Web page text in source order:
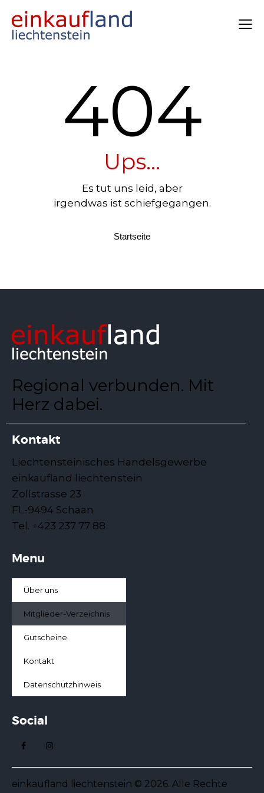
404
Ups...
Es tut uns leid, aber
irgendwas ist schiefgegangen.
Startseite
Regional verbunden. Mit
Herz dabei.
Kontakt
Liechtensteinisches Handelsgewerbe
einkaufland liechtenstein
Zollstrasse 23
FL-9494 Schaan
Tel. +423 237 77 88
Menu
Über uns
Mitglieder-Verzeichnis
Gutscheine
Kontakt
Datenschutzhinweis
Social
einkaufland liechtenstein © 2026. Alle Rechte